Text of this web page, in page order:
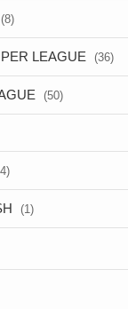
(8)
LEAGUE (36)
(50)
(1)